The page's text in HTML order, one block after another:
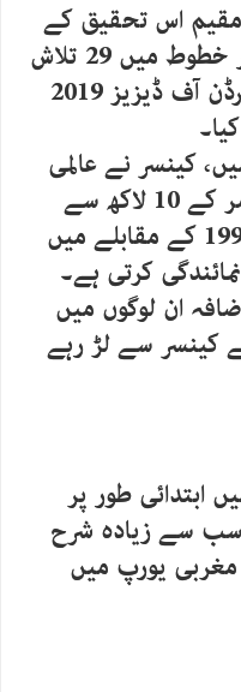
مقیم اس تحقیق کے
محققین نے 204 ممالک اور خطوط میں 29 تلاش
کاروں کے لیے چین گلوبل برڈن آف ڈیزیز 2019
نے پایا کہ 2019 میں، کینسر نے عالمی
سطح پر 50 سال سے کم عمر کے 10 لاکھ سے
زائد افراد کی جان لی، جو 1990 کے مقابلے میں
نمائندگی کرتی ہے۔
ان لوگوں میں
کینسر سے لڑ رہے
نے کہا کہ 2019 میں ابتدائی طور پر
سب سے زیادہ شرح
مغربی یورپ میں